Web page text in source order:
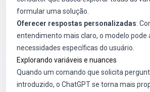
formular uma solução.
Oferecer respostas personalizadas:
entendimento mais claro, o modelo pode
necessidades específicas do usuário.
Explorando variáveis e nuances
Quando um comando que solicita
introduzido, o ChatGPT se torna mais